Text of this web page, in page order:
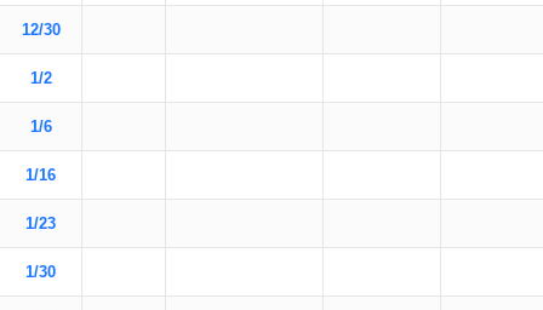
12/30
1/2
1/6
1/16
1/23
1/30